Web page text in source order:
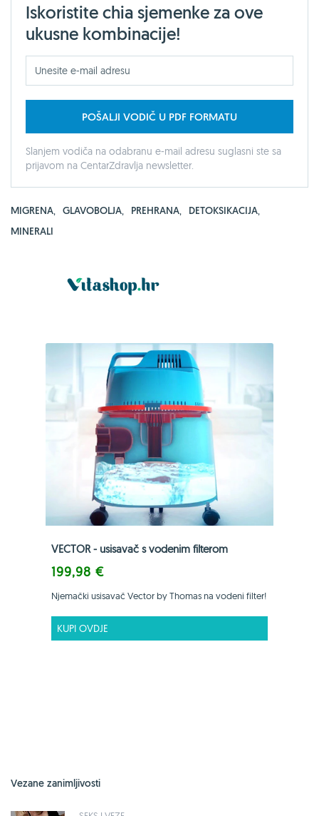
Iskoristite chia sjemenke za ove
ukusne kombinacije!
POŠALJI VODIČ U PDF FORMATU
Slanjem vodiča na odabranu e-mail adresu suglasni ste sa
prijavom na CentarZdravlja newsletter.
MIGRENA, GLAVOBOLJA, PREHRANA, DETOKSIKACIJA,
MINERALI
VECTOR - usisavač s vodenim filterom
199,98 €
Njemački usisavač Vector by Thomas na vodeni filter!
KUPI OVDJE
Vezane zanimljivosti